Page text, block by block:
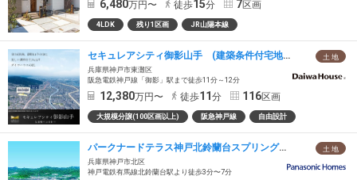
6,480万円〜 徒歩15分 7区画
4LDK 残り1区画 JR山陽本線
土 地
セキュレアシティ御影山手 (建築条件付宅地分譲)
兵庫県神戸市東灘区
阪急電鉄神戸線「御影」駅まで徒歩11分～12分
12,380万円〜 徒歩11 分 116区画
大規模分譲(100区画以上) 阪急神戸線 自由設計
土 地
パークナードテラス神戸北鈴蘭台スプリングス（建築条件付）
兵庫県神戸市北区
神戸電鉄有馬線北鈴蘭台駅より徒歩3分〜7分